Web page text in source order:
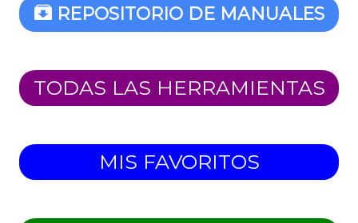
REPOSITORIO DE MANUALES
TODAS LAS HERRAMIENTAS
MIS FAVORITOS